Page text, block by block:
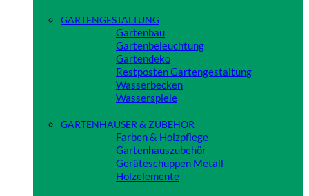
GARTENGESTALTUNG
Gartenbau
Gartenbeleuchtung
Gartendeko
Restposten Gartengestaltung
Wasserbecken
Wasserspiele
GARTENHÄUSER & ZUBEHÖR
Farben & Holzpflege
Gartenhauszubehör
Geräteschuppen Metall
Holzelemente